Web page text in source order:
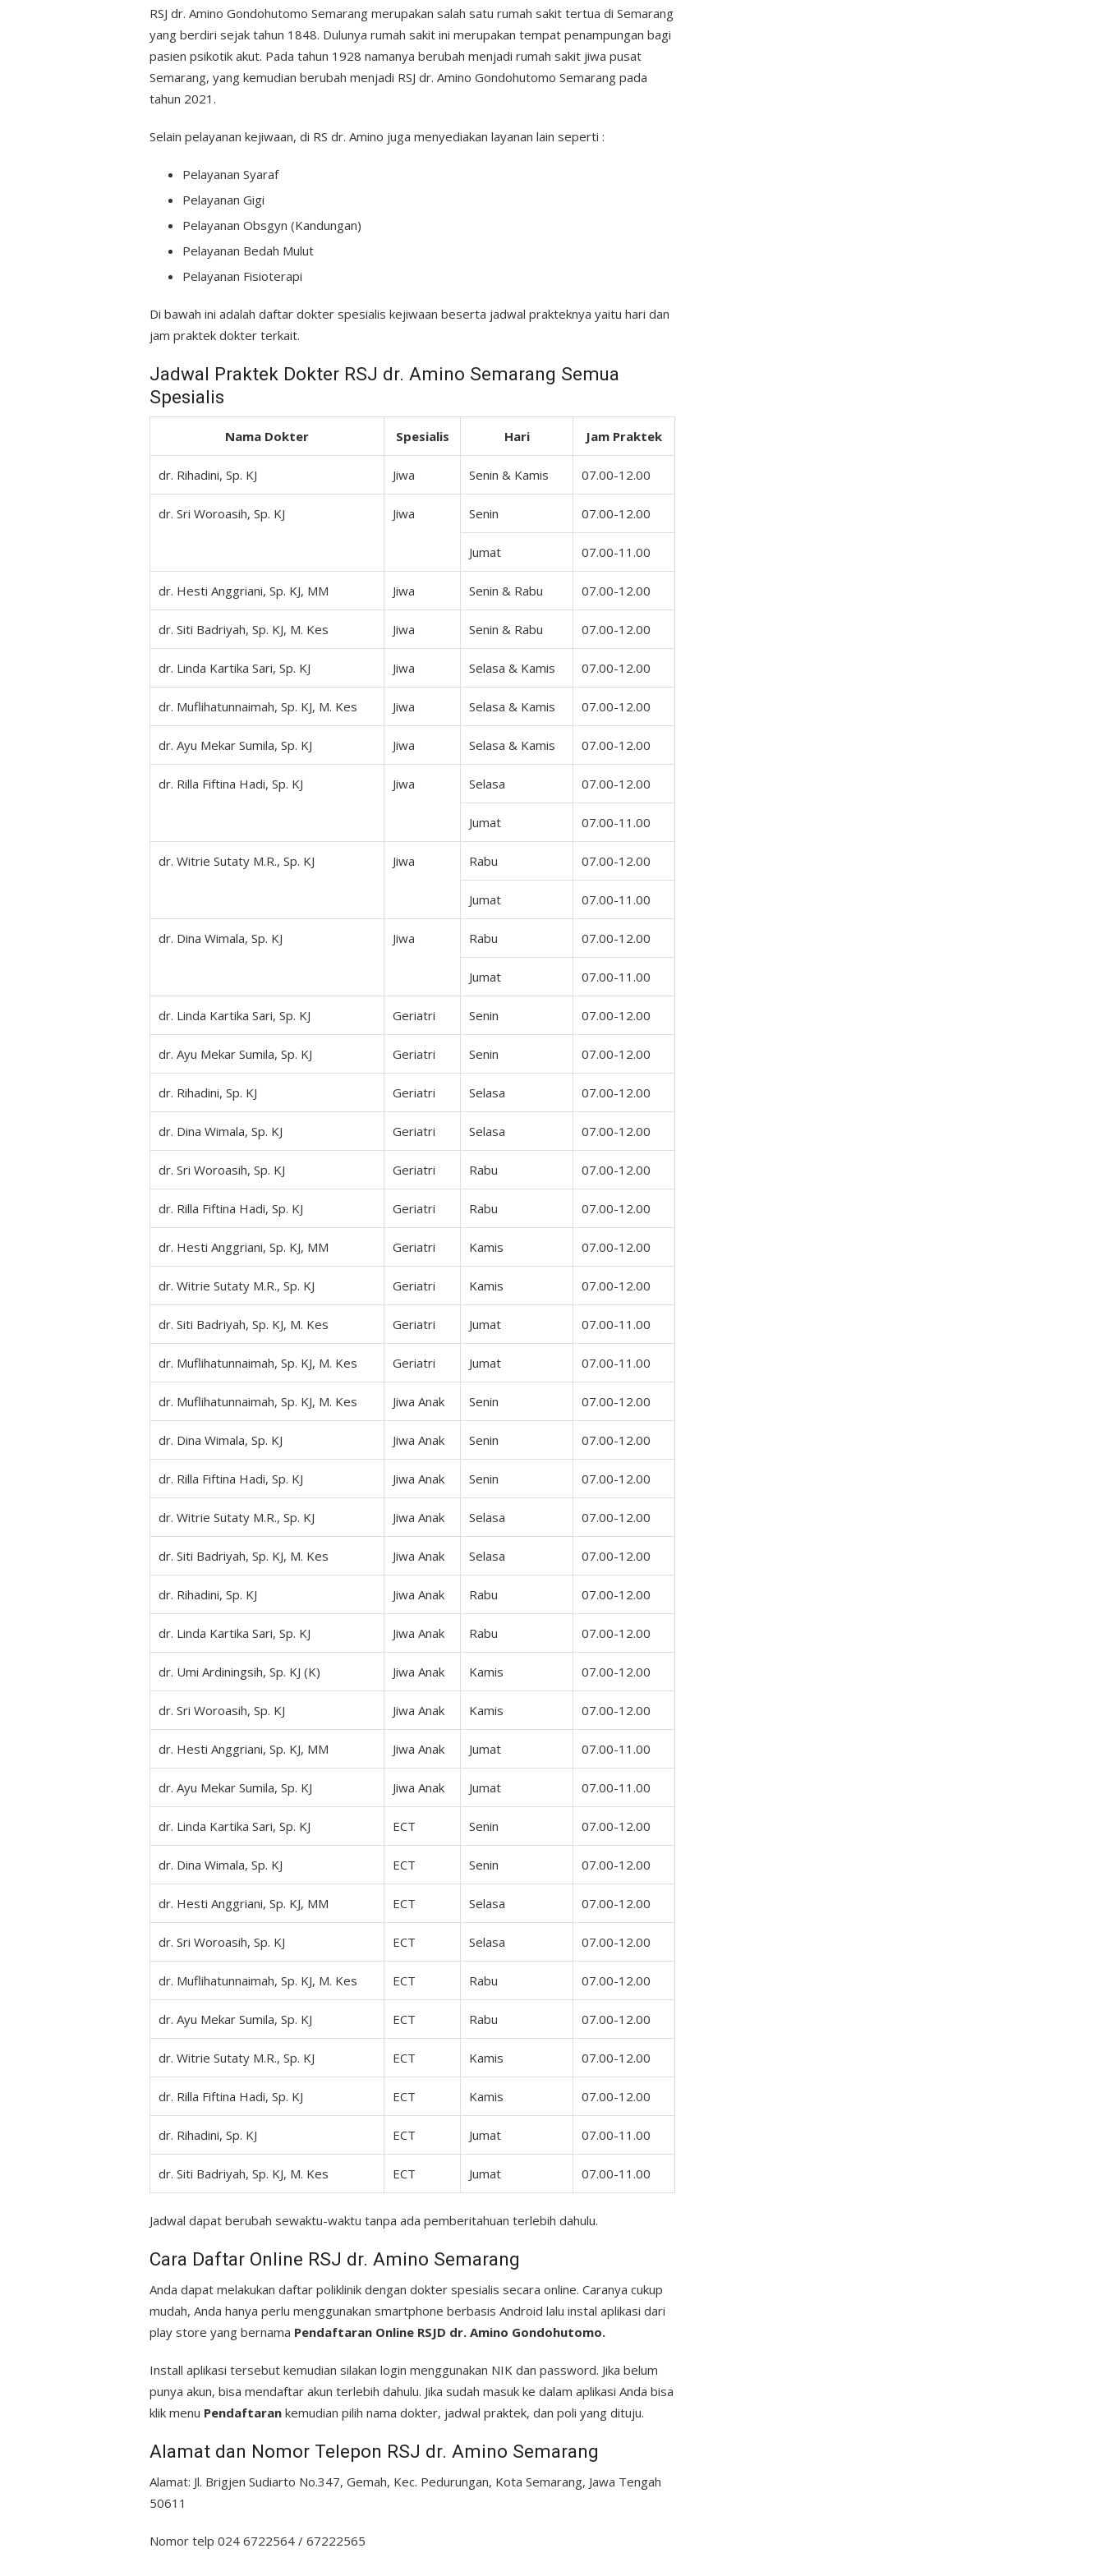
RSJ dr. Amino Gondohutomo Semarang merupakan salah satu rumah sakit tertua di Semarang
yang berdiri sejak tahun 1848. Dulunya rumah sakit ini merupakan tempat penampungan bagi
pasien psikotik akut. Pada tahun 1928 namanya berubah menjadi rumah sakit jiwa pusat
Semarang, yang kemudian berubah menjadi RSJ dr. Amino Gondohutomo Semarang pada
tahun 2021.
Selain pelayanan kejiwaan, di RS dr. Amino juga menyediakan layanan lain seperti :
Pelayanan Syaraf
Pelayanan Gigi
Pelayanan Obsgyn (Kandungan)
Pelayanan Bedah Mulut
Pelayanan Fisioterapi
Di bawah ini adalah daftar dokter spesialis kejiwaan beserta jadwal prakteknya yaitu hari dan
jam praktek dokter terkait.
Jadwal Praktek Dokter RSJ dr. Amino Semarang Semua
Spesialis
Nama Dokter Spesialis Hari Jam Praktek
dr. Rihadini, Sp. KJ Jiwa Senin & Kamis 07.00-12.00
dr. Sri Woroasih, Sp. KJ Jiwa Senin 07.00-12.00
Jumat 07.00-11.00
dr. Hesti Anggriani, Sp. KJ, MM Jiwa Senin & Rabu 07.00-12.00
dr. Siti Badriyah, Sp. KJ, M. Kes Jiwa Senin & Rabu 07.00-12.00
dr. Linda Kartika Sari, Sp. KJ Jiwa Selasa & Kamis 07.00-12.00
dr. Muflihatunnaimah, Sp. KJ, M. Kes Jiwa Selasa & Kamis 07.00-12.00
dr. Ayu Mekar Sumila, Sp. KJ Jiwa Selasa & Kamis 07.00-12.00
dr. Rilla Fiftina Hadi, Sp. KJ Jiwa Selasa 07.00-12.00
Jumat 07.00-11.00
dr. Witrie Sutaty M.R., Sp. KJ Jiwa Rabu 07.00-12.00
Jumat 07.00-11.00
dr. Dina Wimala, Sp. KJ Jiwa Rabu 07.00-12.00
Jumat 07.00-11.00
dr. Linda Kartika Sari, Sp. KJ Geriatri Senin 07.00-12.00
dr. Ayu Mekar Sumila, Sp. KJ Geriatri Senin 07.00-12.00
dr. Rihadini, Sp. KJ Geriatri Selasa 07.00-12.00
dr. Dina Wimala, Sp. KJ Geriatri Selasa 07.00-12.00
dr. Sri Woroasih, Sp. KJ Geriatri Rabu 07.00-12.00
dr. Rilla Fiftina Hadi, Sp. KJ Geriatri Rabu 07.00-12.00
dr. Hesti Anggriani, Sp. KJ, MM Geriatri Kamis 07.00-12.00
dr. Witrie Sutaty M.R., Sp. KJ Geriatri Kamis 07.00-12.00
dr. Siti Badriyah, Sp. KJ, M. Kes Geriatri Jumat 07.00-11.00
dr. Muflihatunnaimah, Sp. KJ, M. Kes Geriatri Jumat 07.00-11.00
dr. Muflihatunnaimah, Sp. KJ, M. Kes Jiwa Anak Senin 07.00-12.00
dr. Dina Wimala, Sp. KJ Jiwa Anak Senin 07.00-12.00
dr. Rilla Fiftina Hadi, Sp. KJ Jiwa Anak Senin 07.00-12.00
dr. Witrie Sutaty M.R., Sp. KJ Jiwa Anak Selasa 07.00-12.00
dr. Siti Badriyah, Sp. KJ, M. Kes Jiwa Anak Selasa 07.00-12.00
dr. Rihadini, Sp. KJ Jiwa Anak Rabu 07.00-12.00
dr. Linda Kartika Sari, Sp. KJ Jiwa Anak Rabu 07.00-12.00
dr. Umi Ardiningsih, Sp. KJ (K) Jiwa Anak Kamis 07.00-12.00
dr. Sri Woroasih, Sp. KJ Jiwa Anak Kamis 07.00-12.00
dr. Hesti Anggriani, Sp. KJ, MM Jiwa Anak Jumat 07.00-11.00
dr. Ayu Mekar Sumila, Sp. KJ Jiwa Anak Jumat 07.00-11.00
dr. Linda Kartika Sari, Sp. KJ ECT Senin 07.00-12.00
dr. Dina Wimala, Sp. KJ ECT Senin 07.00-12.00
dr. Hesti Anggriani, Sp. KJ, MM ECT Selasa 07.00-12.00
dr. Sri Woroasih, Sp. KJ ECT Selasa 07.00-12.00
dr. Muflihatunnaimah, Sp. KJ, M. Kes ECT Rabu 07.00-12.00
dr. Ayu Mekar Sumila, Sp. KJ ECT Rabu 07.00-12.00
dr. Witrie Sutaty M.R., Sp. KJ ECT Kamis 07.00-12.00
dr. Rilla Fiftina Hadi, Sp. KJ ECT Kamis 07.00-12.00
dr. Rihadini, Sp. KJ ECT Jumat 07.00-11.00
dr. Siti Badriyah, Sp. KJ, M. Kes ECT Jumat 07.00-11.00
Jadwal dapat berubah sewaktu-waktu tanpa ada pemberitahuan terlebih dahulu.
Cara Daftar Online RSJ dr. Amino Semarang
Anda dapat melakukan daftar poliklinik dengan dokter spesialis secara online. Caranya cukup
mudah, Anda hanya perlu menggunakan smartphone berbasis Android lalu instal aplikasi dari
play store yang bernama Pendaftaran Online RSJD dr. Amino Gondohutomo.
Install aplikasi tersebut kemudian silakan login menggunakan NIK dan password. Jika belum
punya akun, bisa mendaftar akun terlebih dahulu. Jika sudah masuk ke dalam aplikasi Anda bisa
klik menu Pendaftaran kemudian pilih nama dokter, jadwal praktek, dan poli yang dituju.
Alamat dan Nomor Telepon RSJ dr. Amino Semarang
Alamat: Jl. Brigjen Sudiarto No.347, Gemah, Kec. Pedurungan, Kota Semarang, Jawa Tengah
50611
Nomor telp 024 6722564 / 67222565